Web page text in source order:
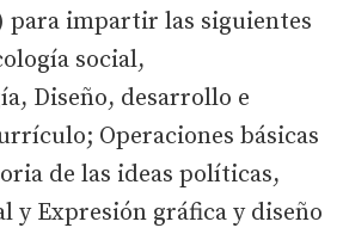
para impartir las siguientes
social,
Diseño, desarrollo e
Operaciones básicas
de las ideas políticas,
y Expresión gráfica y diseño